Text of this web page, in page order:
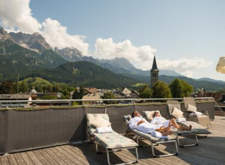
Auf der Karte anzeigen